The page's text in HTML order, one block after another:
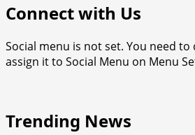
Connect with Us
Social menu is not set. You need
assign it to Social Menu on Menu
Trending News